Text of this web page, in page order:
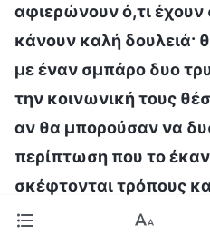
αφιερώνουν ό,τι έχουν
κάνουν καλή δουλειά·
με έναν σμπάρο δυο
την κοινωνική τους
αν θα μπορούσαν να
περίπτωση που το
σκέφτονται τρόπους
το γλιτώσουν.